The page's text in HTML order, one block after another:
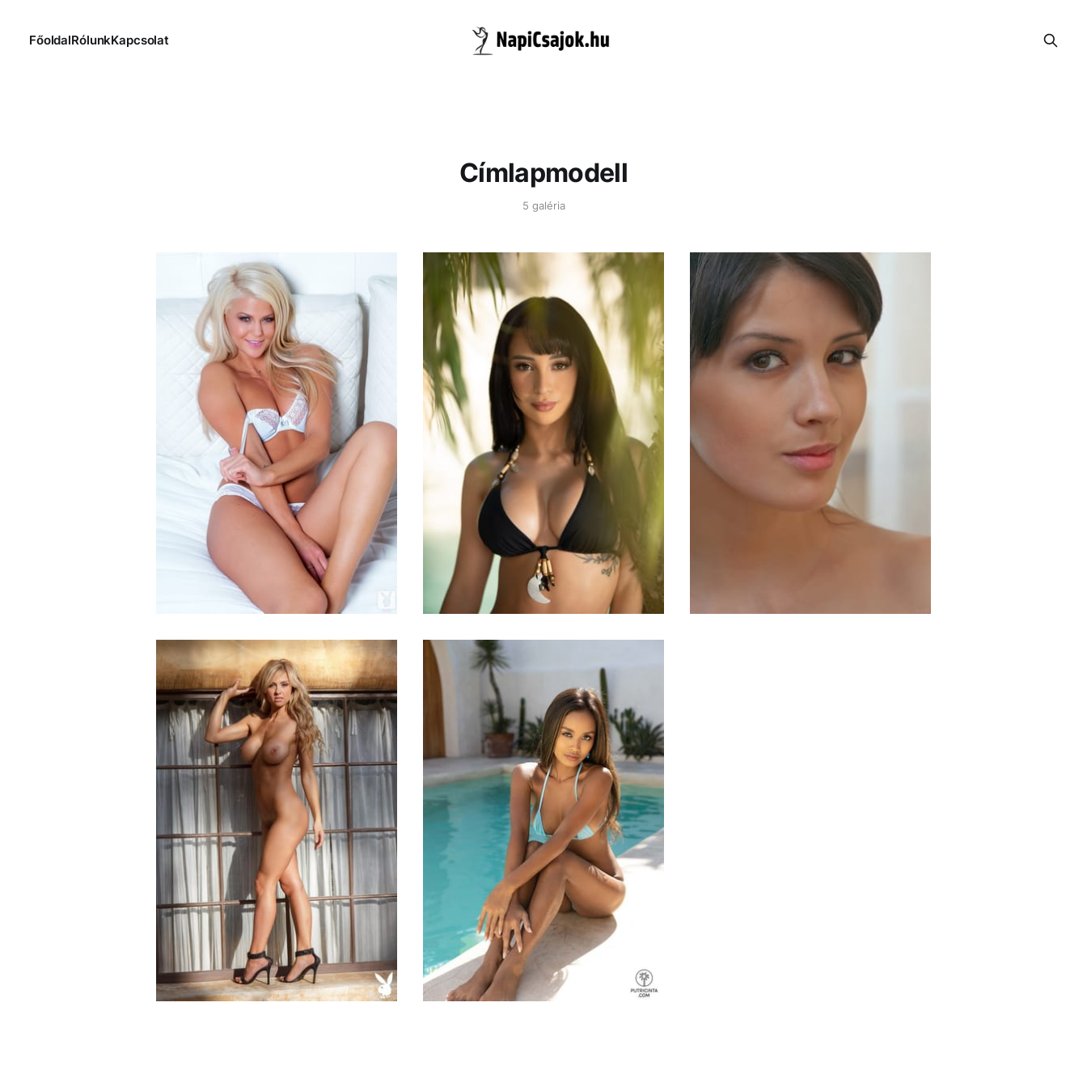
FőoldalRólunkKapcsolat
Címlapmodell
5 galéria